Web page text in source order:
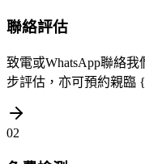
聯絡評估
致電或WhatsApp聯絡
步評估，亦可預約親臨
02